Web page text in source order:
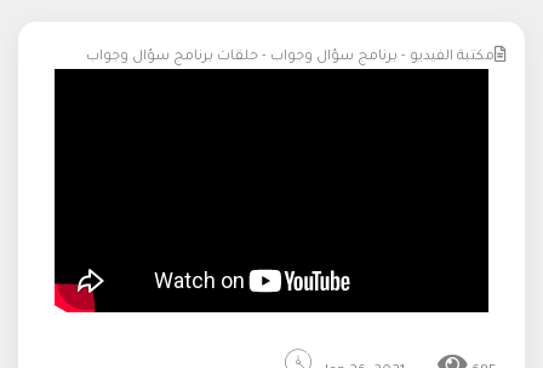
مكتبة الفيديو - برنامج سؤال وجواب - حلقات برنامج سؤال وجواب